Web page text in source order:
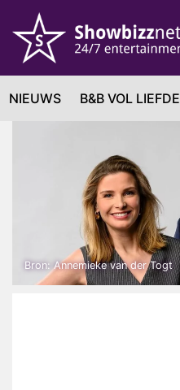
NIEUWS B&B VOL LIEFDE
Bron: Annemieke van der Togt